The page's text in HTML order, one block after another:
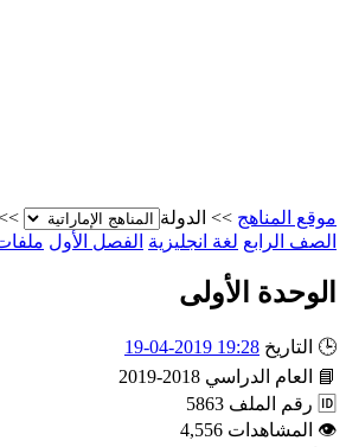
موقع المناهج >> الدولة
الصف الرابع لغة انجليزية الفصل الأول
الوحدة الأولى
🕒 التاريخ 19:28 2019-04-19
📘
العام الدراسي 2018-2019
🆔 رقم الملف 5863
👁 المشاهدات 4,556